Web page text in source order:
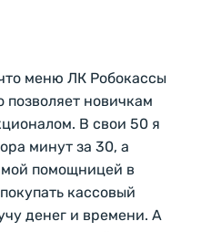
меню ЛК Робокассы
позволяет новичкам
В свои 50 я
минут за 30, а
помощницей в
кассовый
денег и времени. А